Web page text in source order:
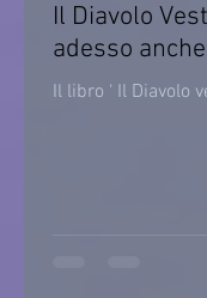
Il Diavolo
adesso
Il libro ‘ Il Diavolo